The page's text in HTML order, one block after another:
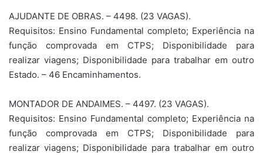
AJUDANTE DE OBRAS. – 4498. (23 VAGAS).
Requisitos: Ensino Fundamental completo; Experiência na
função comprovada em CTPS; Disponibilidade para
realizar viagens; Disponibilidade para trabalhar em outro
Estado. – 46 Encaminhamentos.
MONTADOR DE ANDAIMES. – 4497. (23 VAGAS).
Requisitos: Ensino Fundamental completo; Experiência na
função comprovada em CTPS; Disponibilidade para
realizar viagens; Disponibilidade para trabalhar em outro